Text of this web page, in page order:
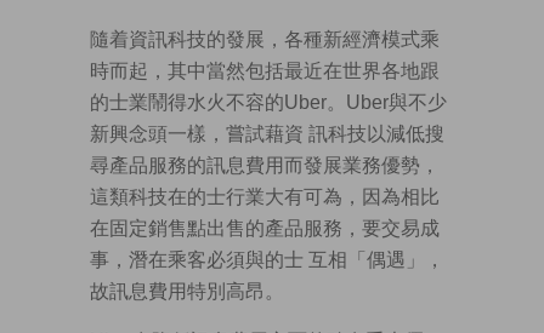
隨着資訊科技的發展，各種新經濟模式乘
時而起，其中當然包括最近在世界各地跟
的士業鬧得水火不容的Uber。Uber與不少
新興念頭一樣，嘗試藉資 訊科技以減低搜
尋產品服務的訊息費用而發展業務優勢，
這類科技在的士行業大有可為，因為相比
在固定銷售點出售的產品服務，要交易成
事，潛在乘客必須與的士 互相「偶遇」，
故訊息費用特別高昂。